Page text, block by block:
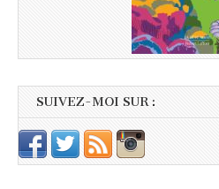
SUIVEZ-MOI SUR :